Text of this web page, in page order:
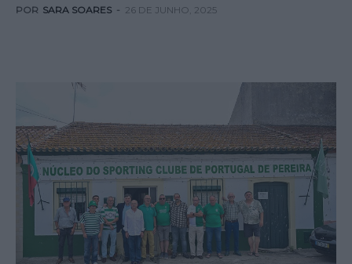
POR SARA SOARES - 26 DE JUNHO, 2025